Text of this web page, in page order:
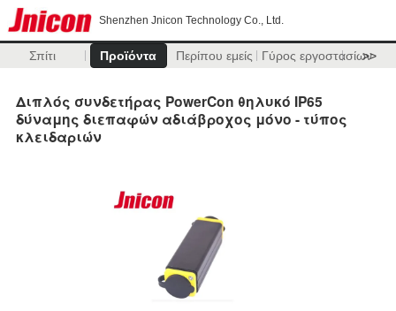
Shenzhen Jnicon Technology Co., Ltd.
Σπίτι Προϊόντα Περίπου εμείς Γύρος εργοστασίων
>>
Διπλός συνδετήρας PowerCon θηλυκό IP65
δύναμης διεπαφών αδιάβροχος μόνο - τύπος
κλειδαριών